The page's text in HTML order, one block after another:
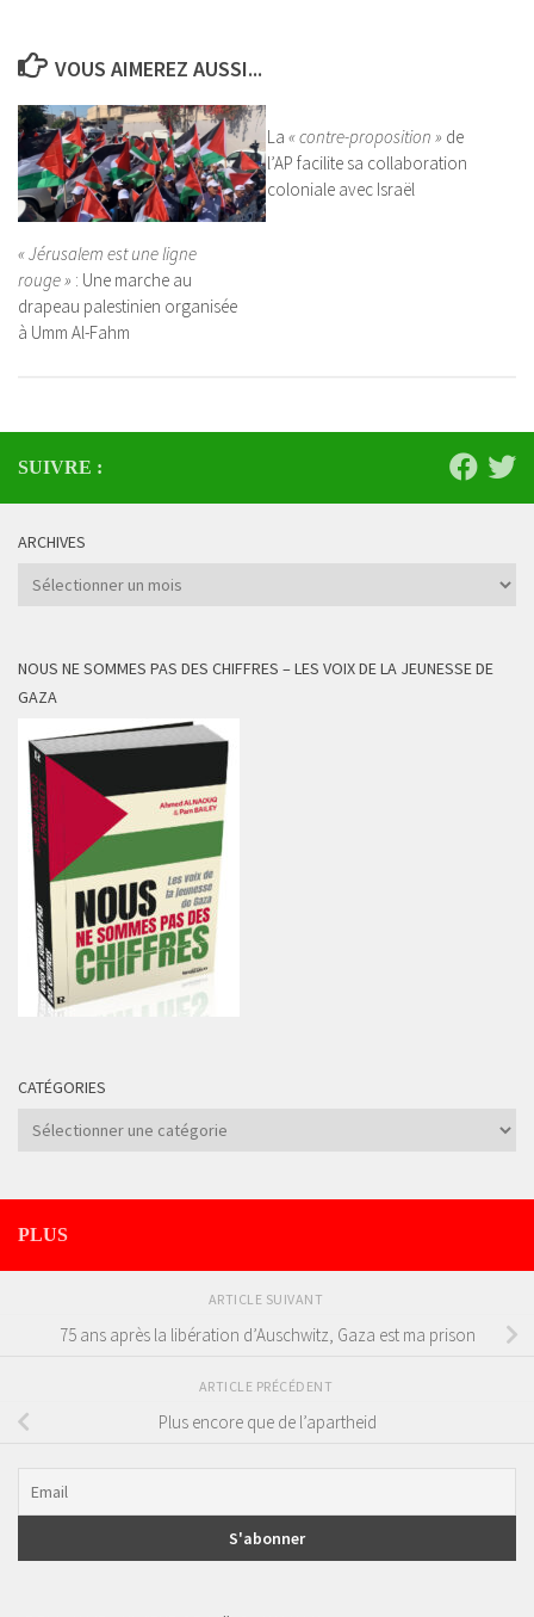
VOUS AIMEREZ AUSSI...
« Jérusalem est une ligne
rouge » : Une marche au
drapeau palestinien organisée
à Umm Al-Fahm
La « contre-proposition » de
l’AP facilite sa collaboration
coloniale avec Israël
SUIVRE :
ARCHIVES
Archives
NOUS NE SOMMES PAS DES CHIFFRES – LES VOIX DE LA JEUNESSE DE
GAZA
CATÉGORIES
Catégories
PLUS
ARTICLE SUIVANT
75 ans après la libération d’Auschwitz, Gaza est ma prison
ARTICLE PRÉCÉDENT
Plus encore que de l’apartheid